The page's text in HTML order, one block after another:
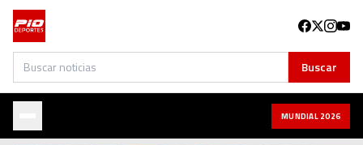
Buscar Buscar
MUNDIAL 2026